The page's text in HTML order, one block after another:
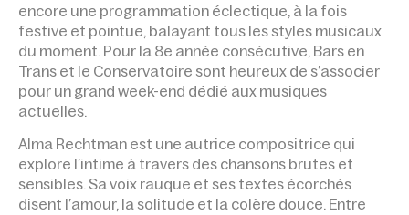
encore une programmation éclectique, à la fois
festive et pointue, balayant tous les styles musicaux
du moment. Pour la 8e année consécutive, Bars en
Trans et le Conservatoire sont heureux de s’associer
pour un grand week-end dédié aux musiques
actuelles.
Alma Rechtman est une autrice compositrice qui
explore l’intime à travers des chansons brutes et
sensibles. Sa voix rauque et ses textes écorchés
disent l’amour, la solitude et la colère douce. Entre